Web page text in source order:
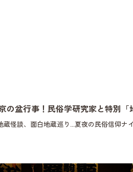
の盆行事！民俗学研究家と特別
怪談、面白地蔵巡り…夏夜の民俗信仰ナ